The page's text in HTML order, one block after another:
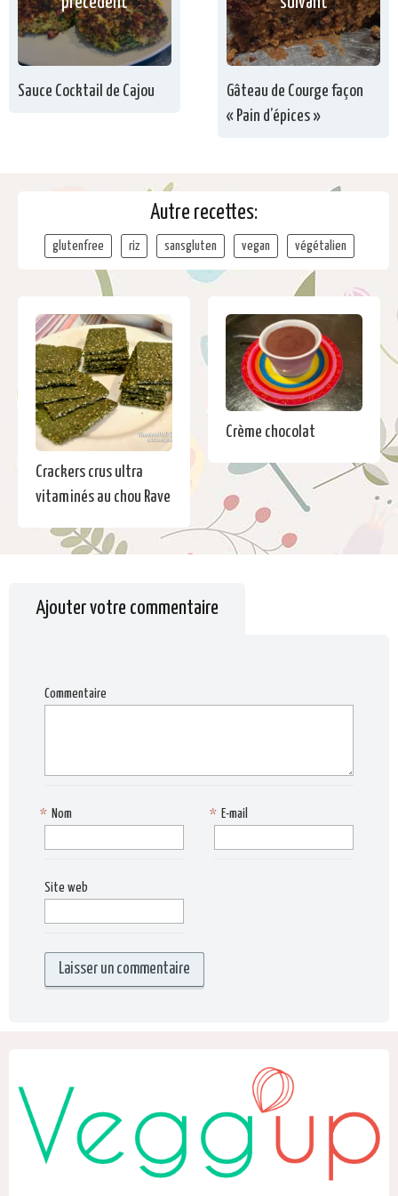
Sauce Cocktail de Cajou
Gâteau de Courge façon
« Pain d’épices »
Autre recettes:
glutenfree riz sansgluten vegan végétalien
Crackers crus ultra
vitaminés au chou Rave
Crème chocolat
Ajouter votre commentaire
Commentaire
Nom
* E-mail
*
Site web